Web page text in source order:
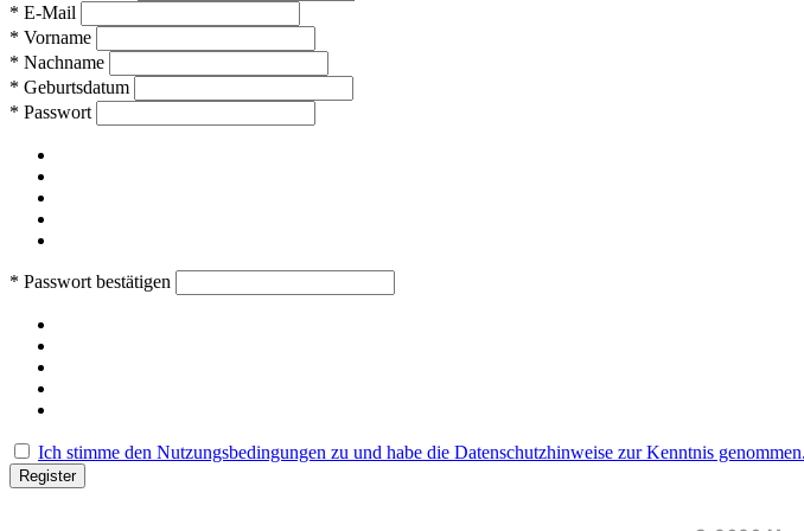
* E-Mail
* Vorname
* Nachname
* Geburtsdatum
* Passwort
* Passwort bestätigen
Ich stimme den Nutzungsbedingungen zu und habe die Datenschutzhinweise zur Kenntnis genommen.